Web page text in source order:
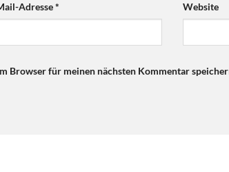
Adresse* Website
Browser für meinen nächsten Kommentar